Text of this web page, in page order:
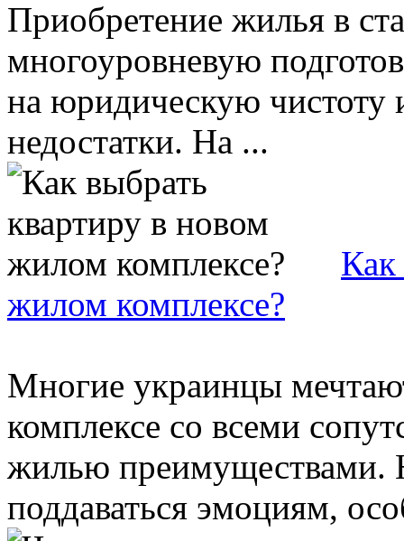
Приобретение жилья в
многоуровневую
на юридическую чистоту
недостатки. На ...
Как
жилом комплексе?
Многие украинцы
комплексе со всеми
жилью преимуществами.
поддаваться эмоциям,